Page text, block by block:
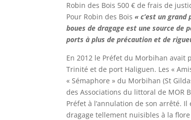
Robin des Bois 500 € de frais de
Pour Robin des Bois « c’est un
boues de dragage est une source de
ports à plus de précaution et de
En 2012 le Préfet du Morbihan
Trinité et de port Haliguen. Les «
« Sémaphore » du Morbihan (St
des Associations du littoral de MOR
Préfet à l’annulation de son arrêté.
dragage tellement nuisibles à la